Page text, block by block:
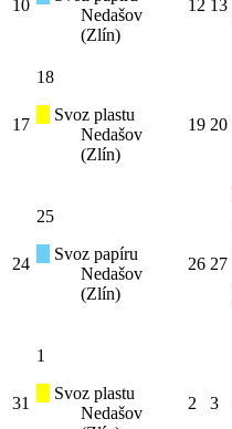
10
Nedašov
(Zlín)
12 13
17
18
Svoz plastu
Nedašov
(Zlín)
19 20
24
25
Svoz papíru
Nedašov
(Zlín)
26 27
31
1
Svoz plastu
Nedašov
2 3